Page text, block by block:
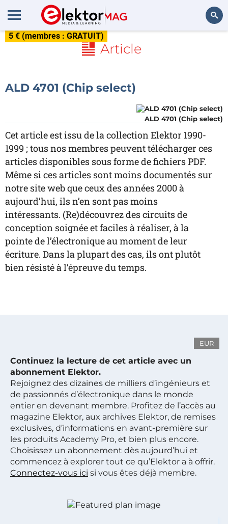
5 € (membres : GRATUIT)
Article
ALD 4701 (Chip select)
ALD 4701 (Chip select)
Cet article est issu de la collection Elektor 1990-
1999 ; tous nos membres peuvent télécharger ces
articles disponibles sous forme de fichiers PDF.
Même si ces articles sont moins documentés sur
notre site web que ceux des années 2000 à
aujourd’hui, ils n’en sont pas moins
intéressants. (Re)découvrez des circuits de
conception soignée et faciles à réaliser, à la
pointe de l’électronique au moment de leur
écriture. Dans la plupart des cas, ils ont plutôt
bien résisté à l’épreuve du temps.
EUR
Continuez la lecture de cet article avec un
abonnement Elektor.
Rejoignez des dizaines de milliers d’ingénieurs et
de passionnés d’électronique dans le monde
entier en devenant membre. Profitez de l’accès au
magazine Elektor, aux archives Elektor, de remises
exclusives, d’informations en avant-première sur
les produits Academy Pro, et bien plus encore.
Choisissez un abonnement dès aujourd’hui et
commencez à explorer tout ce qu’Elektor a à offrir.
Connectez-vous ici si vous êtes déjà membre.